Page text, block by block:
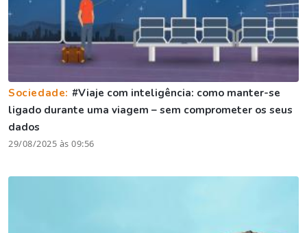
Sociedade: #Viaje com inteligência: como manter-se
ligado durante uma viagem – sem comprometer os seus
dados
29/08/2025 às 09:56